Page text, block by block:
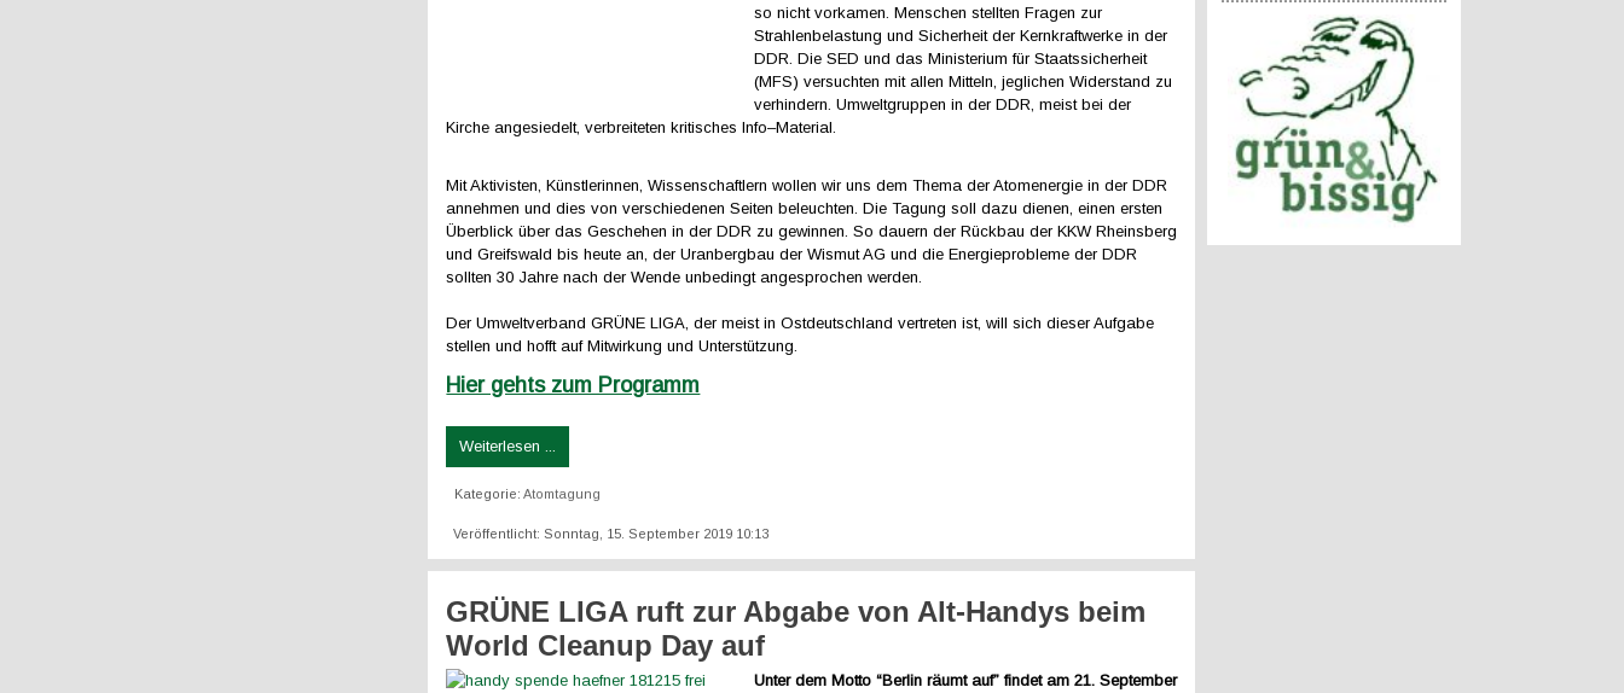
so nicht vorkamen. Menschen stellten Fragen zur
Strahlenbelastung und Sicherheit der Kernkraftwerke in der
DDR. Die SED und das Ministerium für Staatssicherheit
(MFS) versuchten mit allen Mitteln, jeglichen Widerstand zu
verhindern. Umweltgruppen in der DDR, meist bei der
Kirche angesiedelt, verbreiteten kritisches Info–Material.
Mit Aktivisten, Künstlerinnen, Wissenschaftlern wollen wir uns dem Thema der Atomenergie in der DDR
annehmen und dies von verschiedenen Seiten beleuchten. Die Tagung soll dazu dienen, einen ersten
Überblick über das Geschehen in der DDR zu gewinnen. So dauern der Rückbau der KKW Rheinsberg
und Greifswald bis heute an, der Uranbergbau der Wismut AG und die Energieprobleme der DDR
sollten 30 Jahre nach der Wende unbedingt angesprochen werden.
Der Umweltverband GRÜNE LIGA, der meist in Ostdeutschland vertreten ist, will sich dieser Aufgabe
stellen und hofft auf Mitwirkung und Unterstützung.
Hier gehts zum Programm
Weiterlesen ...
Kategorie:Atomtagung
Veröffentlicht: Sonntag, 15. September 2019 10:13
GRÜNE LIGA ruft zur Abgabe von Alt-Handys beim
World Cleanup Day auf
Unter dem Motto “Berlin räumt auf” findet am 21. September